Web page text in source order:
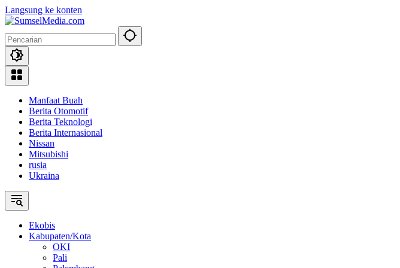
Langsung ke konten
Manfaat Buah
Berita Otomotif
Berita Teknologi
Berita Internasional
Nissan
Mitsubishi
rusia
Ukraina
Ekobis
Kabupaten/Kota
OKI
Pali